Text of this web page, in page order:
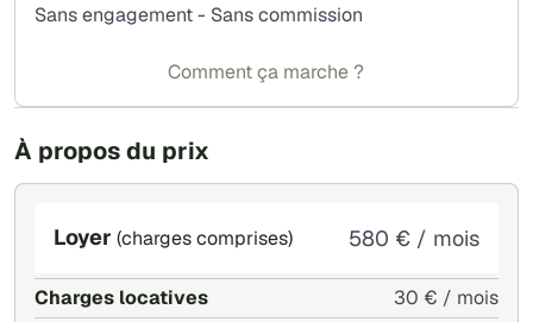
À propos du prix
Loyer (charges comprises) 580 € / mois
Charges locatives
30 € / mois
Sans engagement - Sans commission
Comment ça marche ?